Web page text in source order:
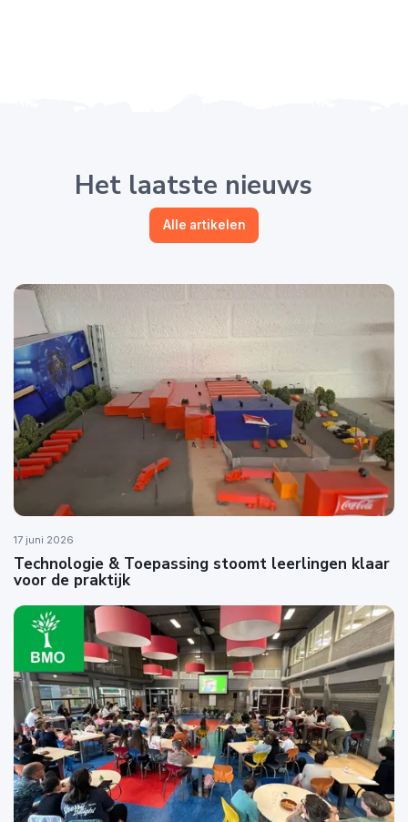
Het laatste nieuws
Alle artikelen
17 juni 2026
Technologie & Toepassing stoomt leerlingen klaar
voor de praktijk